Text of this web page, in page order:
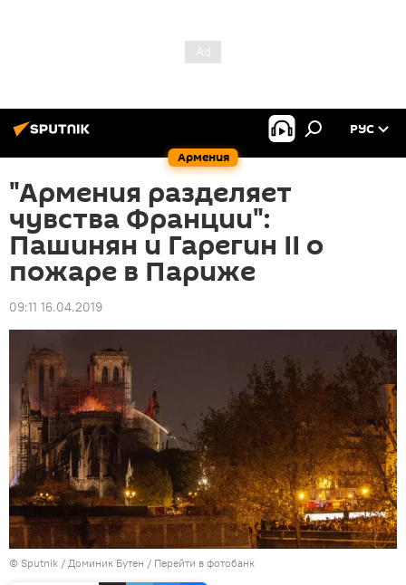
Армения
РУС
"Армения разделяет
чувства Франции":
Пашинян и Гарегин II о
пожаре в Париже
09:11 16.04.2019
© Sputnik / Доминик Бутен / Перейти в фотобанк